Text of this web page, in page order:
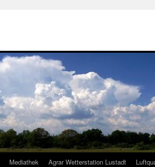
Mediathek Agrar Wetterstation Lustadt